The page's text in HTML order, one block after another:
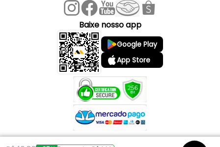
Baixe nosso app
Google Play
App Store